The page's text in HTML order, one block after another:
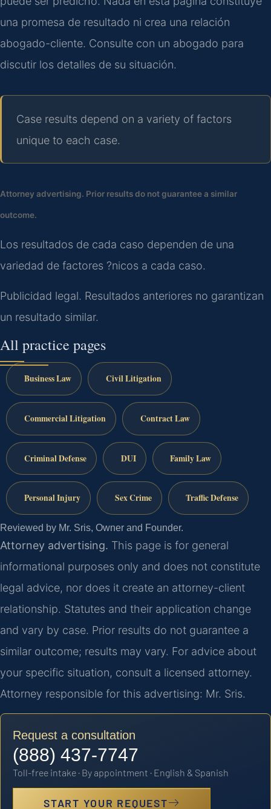
una promesa de resultado ni crea una relación
abogado-cliente. Consulte con un abogado para
discutir los detalles de su situación.
Case results depend on a variety of factors
unique to each case.
Attorney advertising. Prior results do not guarantee a similar
outcome.
Los resultados de cada caso dependen de una
variedad de factores ?nicos a cada caso.
Publicidad legal. Resultados anteriores no garantizan
un resultado similar.
All practice pages
Business Law Civil Litigation
Commercial Litigation Contract Law
Criminal Defense DUI Family Law
Personal Injury Sex Crime Traffic Defense
Reviewed by Mr. Sris, Owner and Founder.
Attorney advertising. This page is for general
informational purposes only and does not constitute
legal advice, nor does it create an attorney-client
relationship. Statutes and their application change
and vary by case. Prior results do not guarantee a
similar outcome; results may vary. For advice about
your specific situation, consult a licensed attorney.
Attorney responsible for this advertising: Mr. Sris.
Request a consultation
(888) 437-7747
Toll-free intake · By appointment · English & Spanish
START YOUR REQUEST